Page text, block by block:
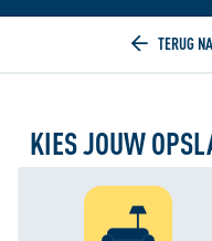
KIES JOUW